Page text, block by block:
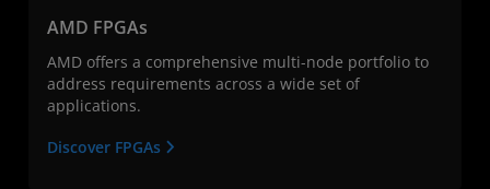
AMD FPGAs
AMD offers a comprehensive multi-node portfolio to
address requirements across a wide set of
applications.
Discover FPGAs